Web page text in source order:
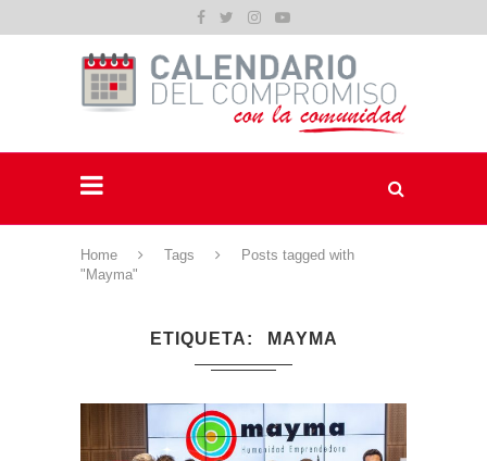
Home Tags
Posts tagged with
"Mayma"
ETIQUETA MAYMA